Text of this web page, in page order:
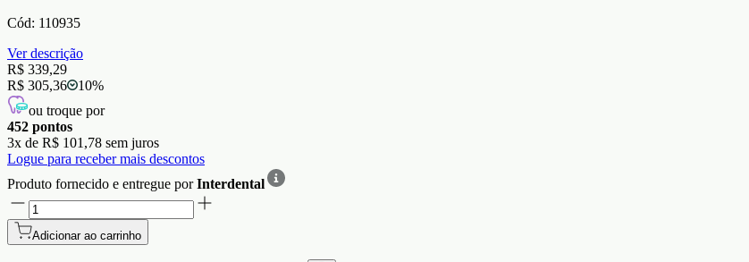
Cód: 110935
Ver descrição
R$ 339,29
R$ 305,36
10%
ou troque por
452 pontos
3x de R$ 101,78 sem juros
Logue para receber mais descontos
Produto fornecido e entregue porInterdental
Adicionar ao carrinho